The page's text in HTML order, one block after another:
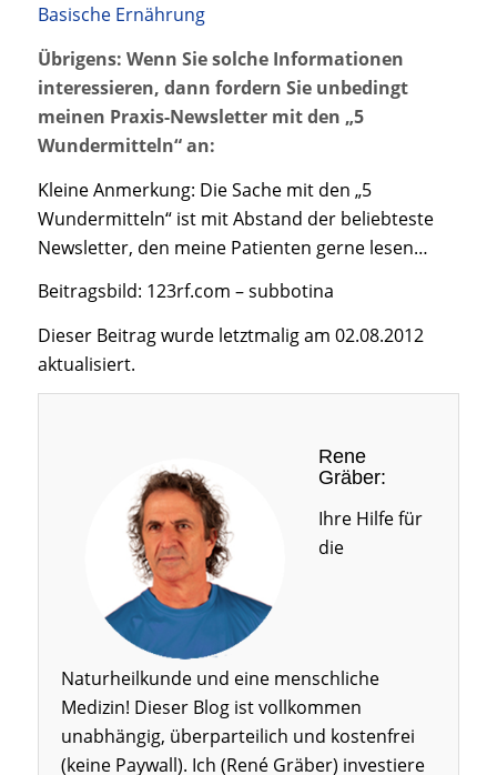
Basische Ernährung
Übrigens: Wenn Sie solche Informationen
interessieren, dann fordern Sie unbedingt
meinen Praxis-Newsletter mit den „5
Wundermitteln“ an:
Kleine Anmerkung: Die Sache mit den „5
Wundermitteln“ ist mit Abstand der beliebteste
Newsletter, den meine Patienten gerne lesen…
Beitragsbild: 123rf.com – subbotina
Dieser Beitrag wurde letztmalig am 02.08.2012
aktualisiert.
Rene
Gräber:
Ihre Hilfe für
die
Naturheilkunde und eine menschliche
Medizin! Dieser Blog ist vollkommen
unabhängig, überparteilich und kostenfrei
(keine Paywall). Ich (René Gräber) investiere